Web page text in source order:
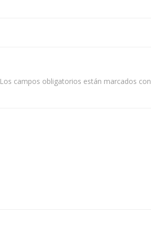
Los campos obligatorios están marcados con